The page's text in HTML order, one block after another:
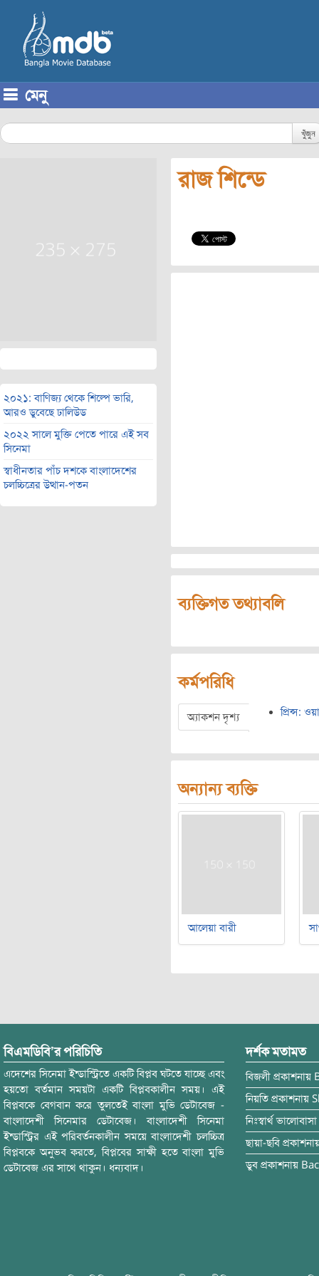
মেনু
খুঁজুন
২০২১: বাণিজ্য থেকে শিল্পে ভারি,
আরও ডুবেছে ঢালিউড
২০২২ সালে মুক্তি পেতে পারে এই সব
সিনেমা
স্বাধীনতার পাঁচ দশকে বাংলাদেশের
চলচ্চিত্রের উত্থান-পতন
রাজ শিন্ডে
ব্যক্তিগত তথ্যাবলি
কর্মপরিধি
অ্যাকশন দৃশ্য প্রিন্স:
অন্যান্য ব্যক্তি
আলেয়া বারী
বিএমডিবি’র পরিচিতি
এদেশের সিনেমা ইন্ডাস্ট্রিতে একটি বিপ্লব ঘটতে যাচ্ছে এবং
হয়তো বর্তমান সময়টা একটি বিপ্লবকালীন সময়। এই
বিপ্লবকে বেগবান করে তুলতেই বাংলা মুভি ডেটাবেজ -
বাংলাদেশী সিনেমার ডেটাবেজ। বাংলাদেশী সিনেমা
ইন্ডাস্ট্রির এই পরিবর্তনকালীন সময়ে বাংলাদেশী চলচ্চিত্র
বিপ্লবকে অনুভব করতে, বিপ্লবের সাক্ষী হতে বাংলা মুভি
ডেটাবেজ এর সাথে থাকুন। ধন্যবাদ।
দর্শক মতামত
বিজলী প্রকাশনায়
নিয়তি প্রকাশনায়
নিঃস্বার্থ ভালোবাসা
ছায়া-ছবি
ডুব প্রকাশনায়